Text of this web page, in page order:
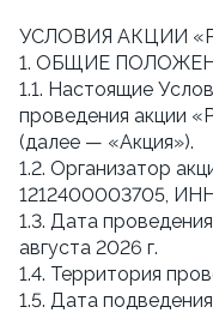
УСЛОВИЯ АКЦИИ
1. ОБЩИЕ
1.1. Настоящие
проведения акции
(далее — «Акция»).
1.2. Организатор
1212400003705,
1.3. Дата
августа 2026 г.
1.4. Территория
1.5. Дата